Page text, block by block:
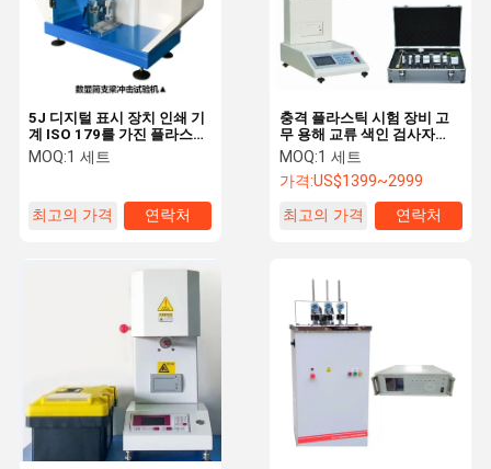
충격 플라스틱 시험 장비 고
무 용해 교류 색인 검사자
MFI 시험기
MOQ:1 세트
가격:US$1399~2999
최고의 가격
연락처
5J 디지털 표시 장치 인쇄 기
계 ISO 179를 가진 플라스틱
시험 장비 Sharpy Imapct
시험기
MOQ:1 세트
최고의 가격 연락처